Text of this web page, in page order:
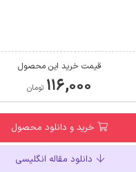
قیمت خرید این محصول
۱۱۶,۰۰۰ تومان
خرید و دانلود محصول
دانلود مقاله انگلیسی